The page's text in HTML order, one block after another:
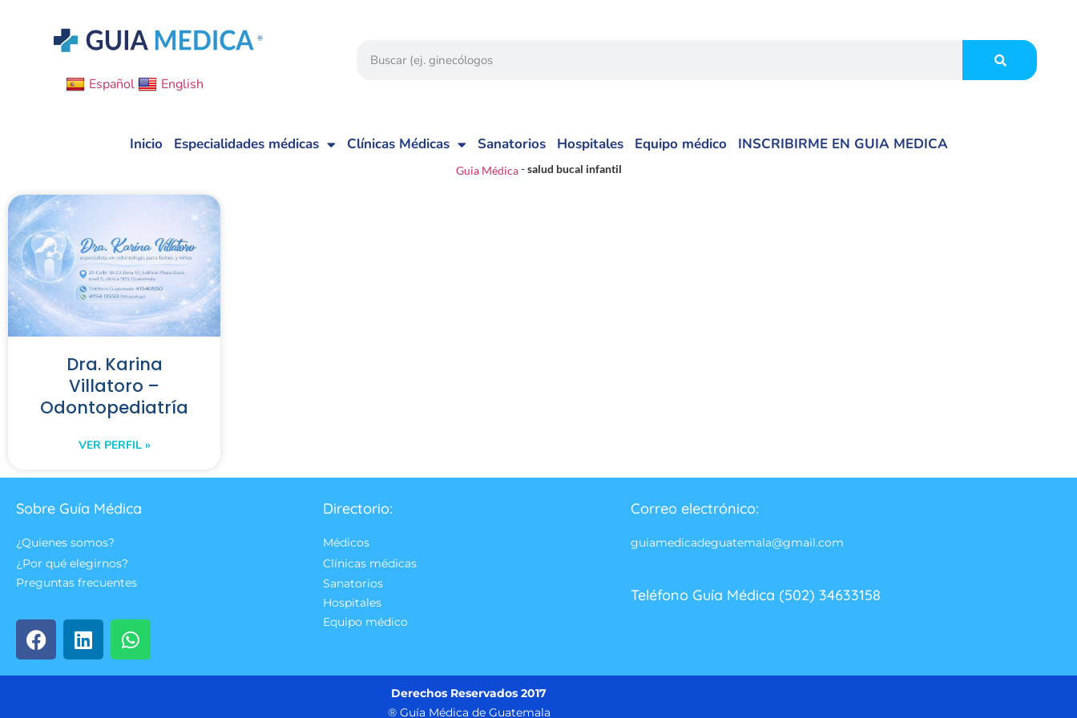
Español English
Inicio Especialidades médicas Clínicas Médicas Sanatorios Hospitales Equipo médico INSCRIBIRME EN GUIA MEDICA
Guia Médica-salud bucal infantil
Dra. Karina
Villatoro –
Odontopediatría
VER PERFIL »
Sobre Guía Médica
¿Quienes somos?
¿Por qué elegirnos?
Preguntas frecuentes
Directorio:
Médicos
Clínicas médicas
Sanatorios
Hospitales
Equipo médico
Correo electrónico:
guiamedicadeguatemala@gmail.com
Teléfono Guía Médica (502) 34633158
Derechos Reservados 2017
® Guía Médica de Guatemala